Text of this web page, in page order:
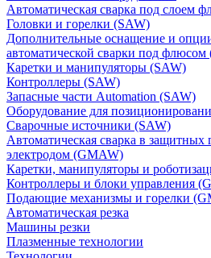
Автоматическая сварка под слоем
Головки и горелки (SAW)
Дополнительные оснащение и
автоматической сварки под флюсом
Каретки и манипуляторы (SAW)
Контроллеры (SAW)
Запасные части Automation (SAW)
Оборудование для
Сварочные источники (SAW)
Автоматическая сварка в защитных
электродом (GMAW)
Каретки, манипуляторы и
Контроллеры и блоки управления
Подающие механизмы и горелки
Автоматическая резка
Машины резки
Плазменные технологии